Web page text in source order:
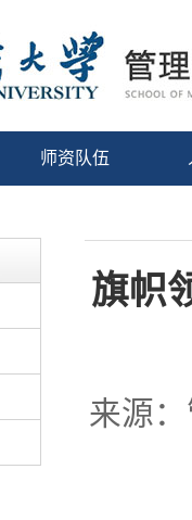
师资队伍
旗帜
来源